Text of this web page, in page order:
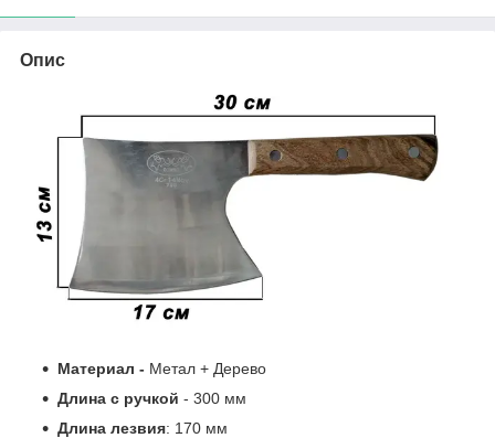
Опис
Материал - Метал + Дерево
Длина с ручкой - 300 мм
Длина лезвия: 170 мм